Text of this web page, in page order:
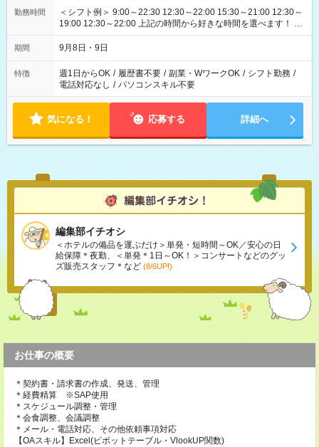
勤務時間
＜シフト例＞ 9:00～22:30 12:30～22:00 15:30～21:00 12:30～
19:00 12:30～22:00 上記の時間から好きな時間を選べます！ ※
時間は変更となる可能性があります
期間 9月8日・9日
特徴 週1日からOK / 履歴書不要 / 副業・WワークOK / シフト勤務 /
電話対応なし / パソコンスキル不要
気になる！ 応募する 詳細へ
編集部イチオシ
＜ホテルの備品を運ぶだけ＞単発・短時間～OK／安心の日
給保障＊夜勤、＜単発＊1日～OK！＞コンサートなどのグッ
ズ販売スタッフ＊など (8/6UP!)
お仕事の概要
＊契約書・請求書の作成、発送、管理
＊経費精算 ※SAP使用
＊スケジュール調整・管理
＊会食調整、会議調整
＊メール・電話対応、その他依頼事項対応
【OAスキル】Excel(ピボットテーブル・VlookUP関数)